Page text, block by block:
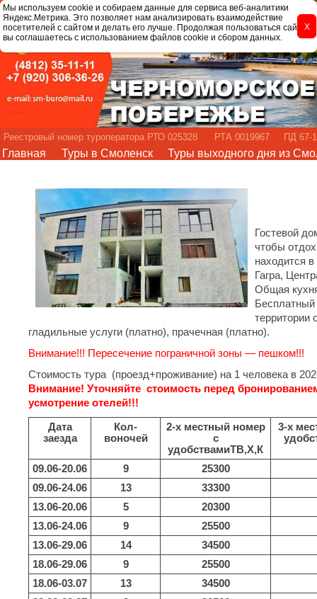
Реестровый номер туроператора РТО 025328 РТА 0019967 ПД 67-
Главная Туры в Смоленск Туры выходного дня из
Гостевой
чтобы
находится
Гагра,
Общая
Бесплатный
территории
гладильные услуги (платно), прачечная (платно).
Внимание!!! Пересечение пограничной зоны — пешком!!!
Стоимость тура (проезд+проживание) на 1 человека в
Внимание! Уточняйте стоимость перед
усмотрение отелей!!!
Дата
заезда
Кол-
воночей
2-х местный номер
с
удобствамиТВ,Х,К
3-х
09.06-20.06 9
25300
09.06-24.06
13
33300
13.06-20.06
5
20300
13.06-24.06
9
25500
13.06-29.06
14
34500
18.06-29.06
9
25500
18.06-03.07
13
34500
Мы используем cookie и собираем данные для сервиса веб-аналитики
Яндекс.Метрика. Это позволяет нам анализировать взаимодействие
посетителей с сайтом и делать его лучше. Продолжая пользоваться сайтом,
вы соглашаетесь с использованием файлов cookie и сбором данных.